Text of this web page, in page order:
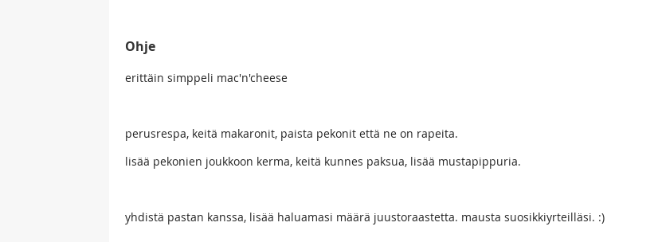
Ohje
erittäin simppeli mac'n'cheese
perusrespa, keitä makaronit, paista pekonit että ne on rapeita.
lisää pekonien joukkoon kerma, keitä kunnes paksua, lisää mustapippuria.
yhdistä pastan kanssa, lisää haluamasi määrä juustoraastetta. mausta suosikkiyrteilläsi. :)